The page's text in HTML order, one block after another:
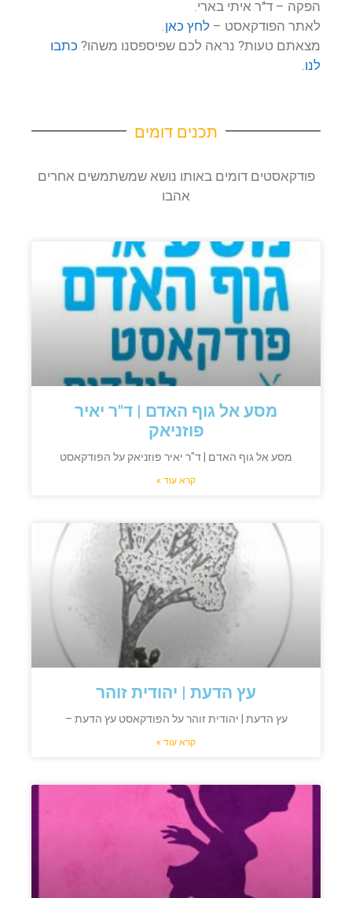
הפקה – ד"ר איתי בארי.
לאתר הפודקאסט – לחץ כאן.
מצאתם טעות? נראה לכם שפיספסנו משהו? כתבו
לנו.
תכנים דומים
פודקאסטים דומים באותו נושא שמשתמשים אחרים
אהבו
מסע אל גוף האדם | ד"ר יאיר
פוזניאק
מסע אל גוף האדם | ד"ר יאיר פוזניאק על הפודקאסט
קרא עוד »
עץ הדעת | יהודית זוהר
עץ הדעת | יהודית זוהר על הפודקאסט עץ הדעת –
קרא עוד »